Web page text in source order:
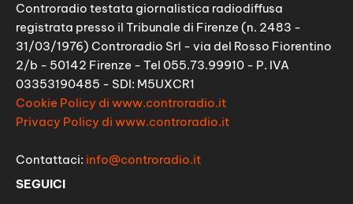
Controradio testata giornalistica radiodiffusa
registrata presso il Tribunale di Firenze (n. 2483 -
31/03/1976) Controradio Srl - via del Rosso Fiorentino
2/b - 50142 Firenze - Tel 055.73.99910 - P. IVA
03353190485 - SDI: M5UXCR1
Cookie Policy di www.controradio.it
Privacy Policy di www.controradio.it
Contattaci: info@controradio.it
SEGUICI